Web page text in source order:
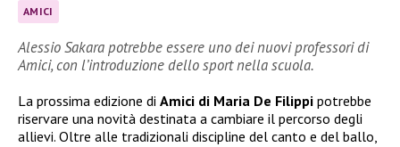
AMICI
Alessio Sakara potrebbe essere uno dei nuovi professori di
Amici, con l’introduzione dello sport nella scuola.
La prossima edizione di Amici di Maria De Filippi potrebbe
riservare una novità destinata a cambiare il percorso degli
allievi. Oltre alle tradizionali discipline del canto e del ballo,